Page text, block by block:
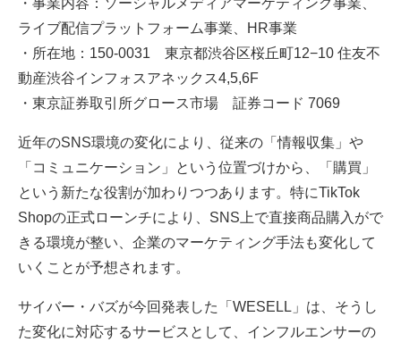
ライブ配信プラットフォーム事業、HR事業
・所在地：150-0031 東京都渋谷区桜丘町12−10 住友不
動産渋谷インフォスアネックス4,5,6F
・東京証券取引所グロース市場 証券コード 7069
近年のSNS環境の変化により、従来の「情報収集」や
「コミュニケーション」という位置づけから、「購買」
という新たな役割が加わりつつあります。特にTikTok
Shopの正式ローンチにより、SNS上で直接商品購入がで
きる環境が整い、企業のマーケティング手法も変化して
いくことが予想されます。
サイバー・バズが今回発表した「WESELL」は、そうし
た変化に対応するサービスとして、インフルエンサーの